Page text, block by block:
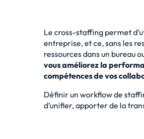
Le cross-staffing permet
entreprise, et ce, sans les
ressources dans un bureau
vous améliorez la
compétences de vos
Définir un workflow de
d’unifier, apporter de la